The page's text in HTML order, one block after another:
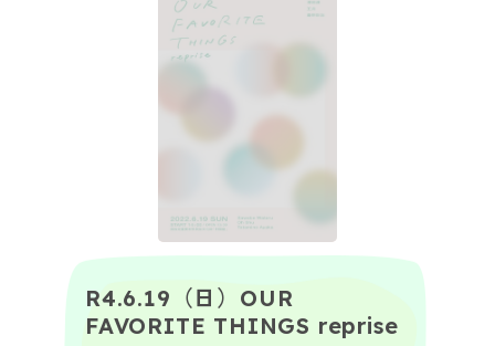
R4.6.19（日）OUR
FAVORITE THINGS reprise